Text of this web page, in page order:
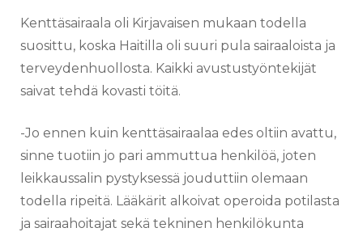
Kenttäsairaala oli Kirjavaisen mukaan todella
suosittu, koska Haitilla oli suuri pula sairaaloista ja
terveydenhuollosta. Kaikki avustustyöntekijät
saivat tehdä kovasti töitä.
-Jo ennen kuin kenttäsairaalaa edes oltiin avattu,
sinne tuotiin jo pari ammuttua henkilöä, joten
leikkaussalin pystyksessä jouduttiin olemaan
todella ripeitä. Lääkärit alkoivat operoida potilasta
ja sairaahoitajat sekä tekninen henkilökunta